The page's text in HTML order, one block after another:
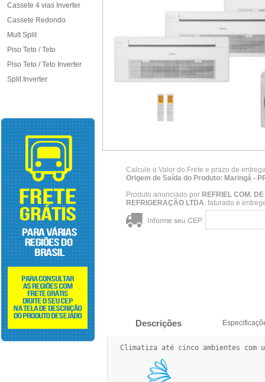
Cassete 4 vias Inverter
Cassete Redondo
Mult Split
Piso Teto / Teto
Piso Teto / Teto Inverter
Split Inverter
Calcule o Valor do Frete e prazo de
Origem de Saída do Produto: Maringá -
Produto anunciado por REFRIEL COM.
REFRIGERAÇÃO LTDA, faturado e
Descrições
Climatiza até cinco ambientes